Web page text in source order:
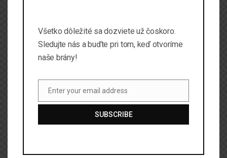
Všetko dôležité sa dozviete už čoskoro.
Sledujte nás a buďte pri tom, keď otvoríme
naše brány!
EmailEnter your email address
SUBSCRIBE